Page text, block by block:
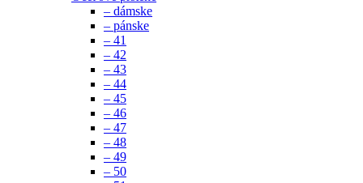
– dámske
– pánske
– 41
– 42
– 43
– 44
– 45
– 46
– 47
– 48
– 49
– 50